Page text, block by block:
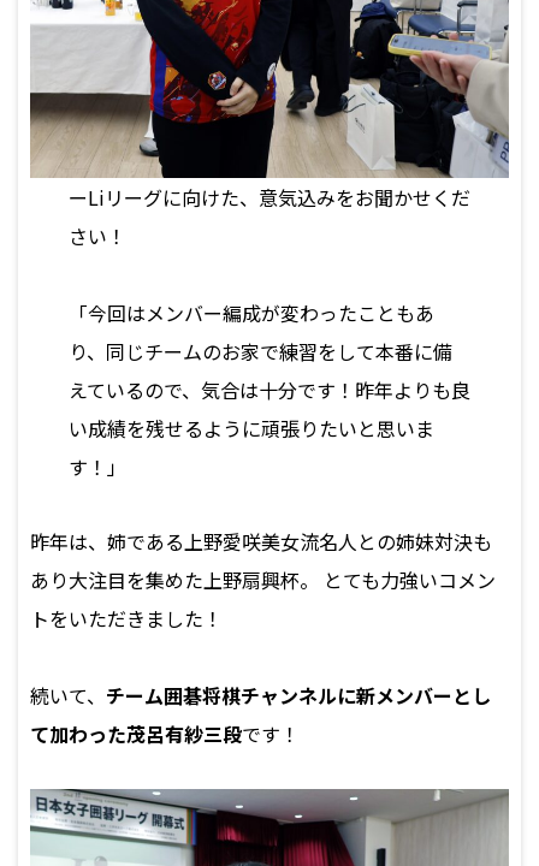
ーLiリーグに向けた、意気込みをお聞かせくだ
さい！
「今回はメンバー編成が変わったこともあ
り、同じチームのお家で練習をして本番に備
えているので、気合は十分です！昨年よりも良
い成績を残せるように頑張りたいと思いま
す！」
昨年は、姉である上野愛咲美女流名人との姉妹対決も
あり大注目を集めた上野扇興杯。 とても力強いコメン
トをいただきました！
続いて、 チーム囲碁将棋チャンネルに新メンバーとし
て加わった茂呂有紗三段です！